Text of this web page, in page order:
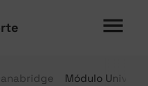
Módulo